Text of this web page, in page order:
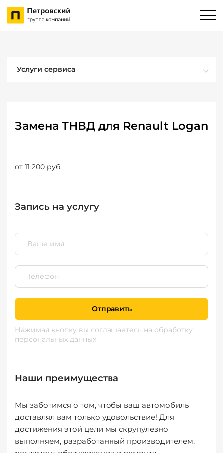
Услуги сервиса
Замена ТНВД для Renault Logan
от 11 200 руб.
Запись на услугу
Отправить
Нажимая кнопку вы соглашаетесь на обработку
персональных данных
Наши преимущества
Мы заботимся о том, чтобы ваш автомобиль
доставлял вам только удовольствие! Для
достижения этой цели мы скрупулезно
выполняем, разработанный производителем,